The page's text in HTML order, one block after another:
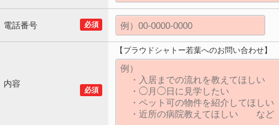
必須
電話番号
必須
内容
【プラウドシャトー若葉へのお問い合わせ】